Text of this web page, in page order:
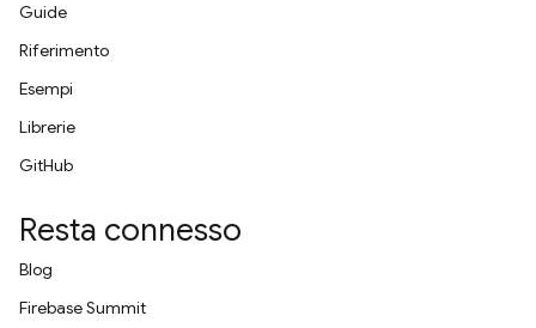
Guide
Riferimento
Esempi
Librerie
GitHub
Resta connesso
Blog
Firebase Summit